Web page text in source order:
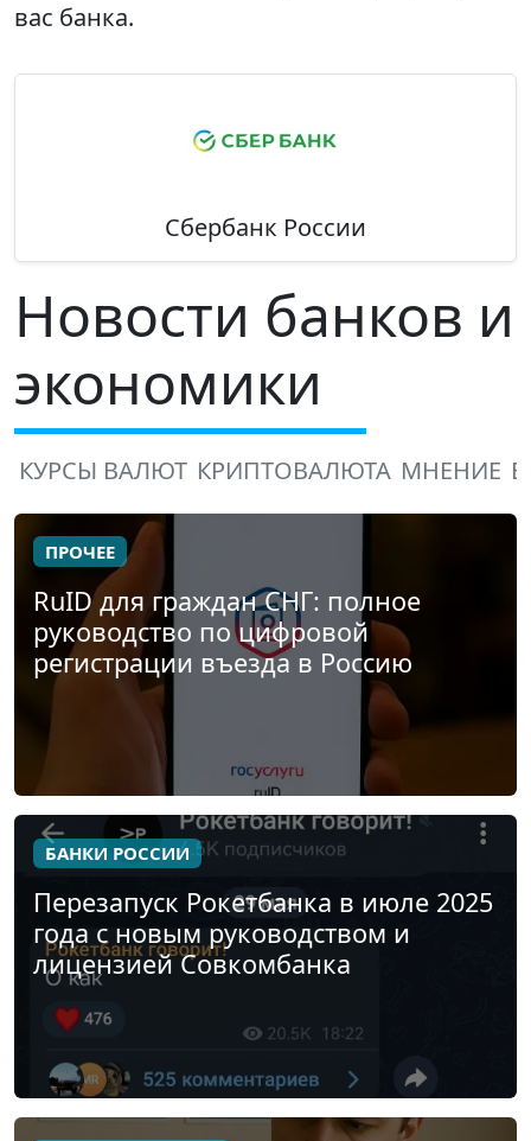
вас банка.
Сбербанк России
Новости банков и
экономики
КУРСЫ ВАЛЮТ КРИПТОВАЛЮТА МНЕНИЕ
ПРОЧЕЕ
RuID для граждан СНГ: полное
руководство по цифровой
регистрации въезда в Россию
БАНКИ РОССИИ
Перезапуск Рокетбанка в июле 2025
года с новым руководством и
лицензией Совкомбанка